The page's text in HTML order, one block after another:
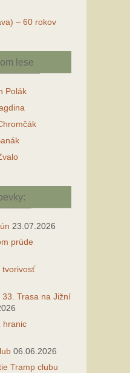
– 60 rokov
lese
Polák
23.07.2026
prúde
tvorivosť
Trasa na Jižní
hranic
06.06.2026
Tramp clubu